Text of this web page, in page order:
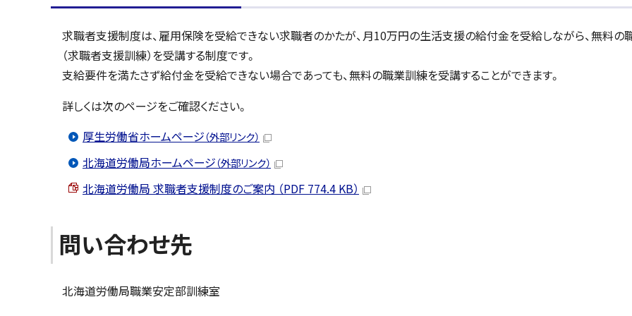
求職者支援制度は、雇用保険を受給できない求職者のかたが、月10万円の生活支援の給付金を受給しながら、無料の
（求職者支援訓練）を受講する制度です。
支給要件を満たさず給付金を受給できない場合であっても、無料の職業訓練を受講することができます。
詳しくは次のページをご確認ください。
厚生労働省ホームページ（外部リンク）
北海道労働局ホームページ（外部リンク）
北海道労働局 求職者支援制度のご案内 （PDF 774.4 KB）
問い合わせ先
北海道労働局職業安定部訓練室